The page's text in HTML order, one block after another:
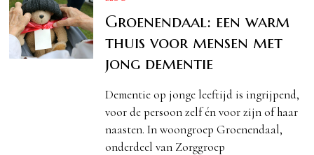
Groenendaal: een warm
thuis voor mensen met
jong dementie
Dementie op jonge leeftijd is ingrijpend,
voor de persoon zelf én voor zijn of haar
naasten. In woongroep Groenendaal,
onderdeel van Zorggroep